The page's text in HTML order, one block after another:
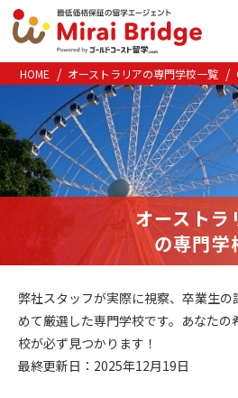
HOME オーストラリアの専門学校一覧
オーストラ
の専門学
弊社スタッフが実際に視察、卒業生
めて厳選した専門学校です。あなた
校が必ず見つかります！
最終更新日：2025年12月19日